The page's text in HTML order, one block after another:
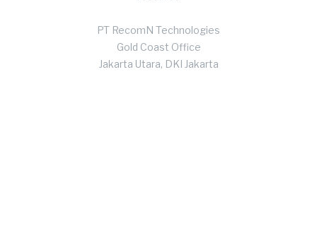
PT RecomN Technologies
Gold Coast Office
Jakarta Utara, DKI Jakarta